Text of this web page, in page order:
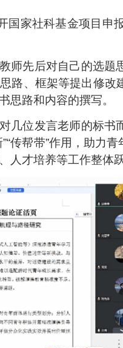
国家社科基金项目申
师先后对自己的选题
路、框架等提出修改
思路和内容的撰写。
几位发言老师的标
”“传帮带”作用，助力
人才培养等工作整体